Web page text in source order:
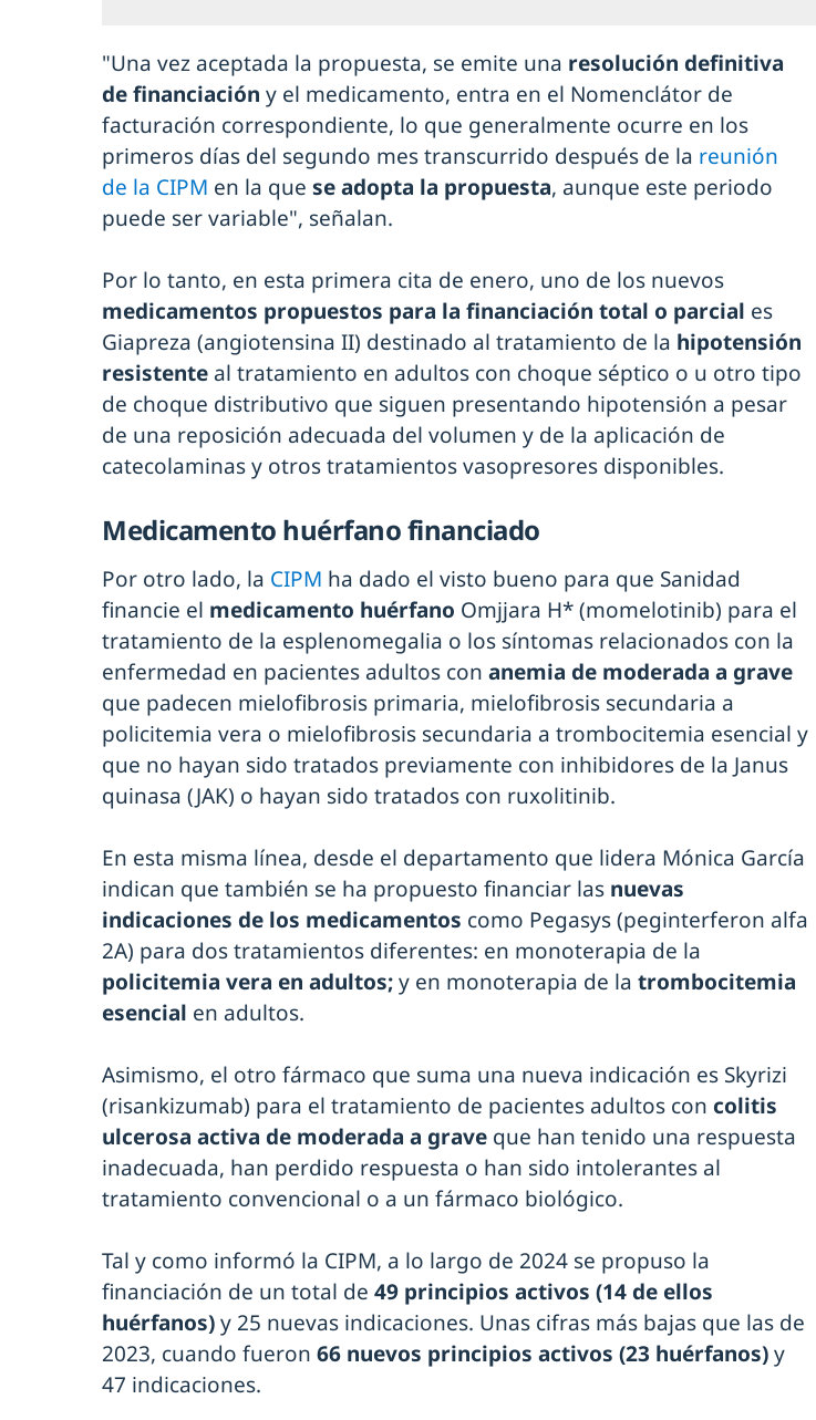
"Una vez aceptada la propuesta, se emite una resolución definitiva
de financiación y el medicamento, entra en el Nomenclátor de
facturación correspondiente, lo que generalmente ocurre en los
primeros días del segundo mes transcurrido después de la reunión
de la CIPM en la que se adopta la propuesta, aunque este periodo
puede ser variable", señalan.
Por lo tanto, en esta primera cita de enero, uno de los nuevos
medicamentos propuestos para la financiación total o parcial es
Giapreza (angiotensina II) destinado al tratamiento de la hipotensión
resistente al tratamiento en adultos con choque séptico o u otro tipo
de choque distributivo que siguen presentando hipotensión a pesar
de una reposición adecuada del volumen y de la aplicación de
catecolaminas y otros tratamientos vasopresores disponibles.
Medicamento huérfano financiado
Por otro lado, la CIPM ha dado el visto bueno para que Sanidad
financie el medicamento huérfano Omjjara H* (momelotinib) para el
tratamiento de la esplenomegalia o los síntomas relacionados con la
enfermedad en pacientes adultos con anemia de moderada a grave
que padecen mielofibrosis primaria, mielofibrosis secundaria a
policitemia vera o mielofibrosis secundaria a trombocitemia esencial y
que no hayan sido tratados previamente con inhibidores de la Janus
quinasa (JAK) o hayan sido tratados con ruxolitinib.
En esta misma línea, desde el departamento que lidera Mónica García
indican que también se ha propuesto financiar las nuevas
indicaciones de los medicamentos como Pegasys (peginterferon alfa
2A) para dos tratamientos diferentes: en monoterapia de la
policitemia vera en adultos;y en monoterapia de la trombocitemia
esencial en adultos.
Asimismo, el otro fármaco que suma una nueva indicación es Skyrizi
(risankizumab) para el tratamiento de pacientes adultos con colitis
ulcerosa activa de moderada a grave que han tenido una respuesta
inadecuada, han perdido respuesta o han sido intolerantes al
tratamiento convencional o a un fármaco biológico.
Tal y como informó la CIPM, a lo largo de 2024 se propuso la
financiación de un total de 49 principios activos (14 de ellos
huérfanos)y 25 nuevas indicaciones. Unas cifras más bajas que las de
2023, cuando fueron 66 nuevos principios activos (23 huérfanos)y
47 indicaciones.